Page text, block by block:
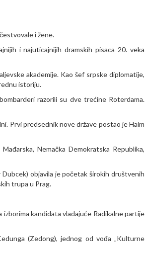
i žene.
i najuticajnijih dramskih pisaca 20. veka
akademije. Kao šef srpske diplomatije,
istoriju.
razorili su dve trećine Roterdama.
Prvi predsednik nove države postao je Haim
Nemačka Demokratska Republika,
objavila je početak širokih društvenih
trupa u Prag.
kandidata vladajuće Radikalne partije
(Zedong), jednog od vođa „Kulturne